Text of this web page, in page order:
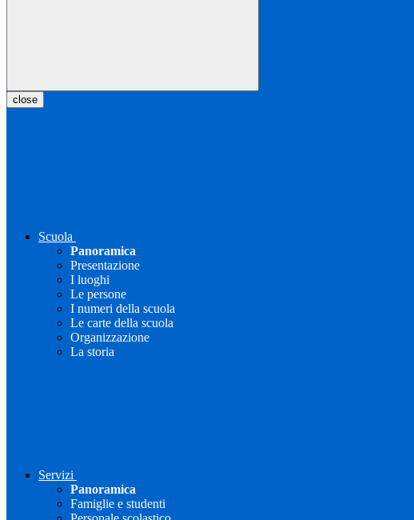
close
Scuola
Panoramica
Presentazione
I luoghi
Le persone
I numeri della scuola
Le carte della scuola
Organizzazione
La storia
Servizi
Panoramica
Famiglie e studenti